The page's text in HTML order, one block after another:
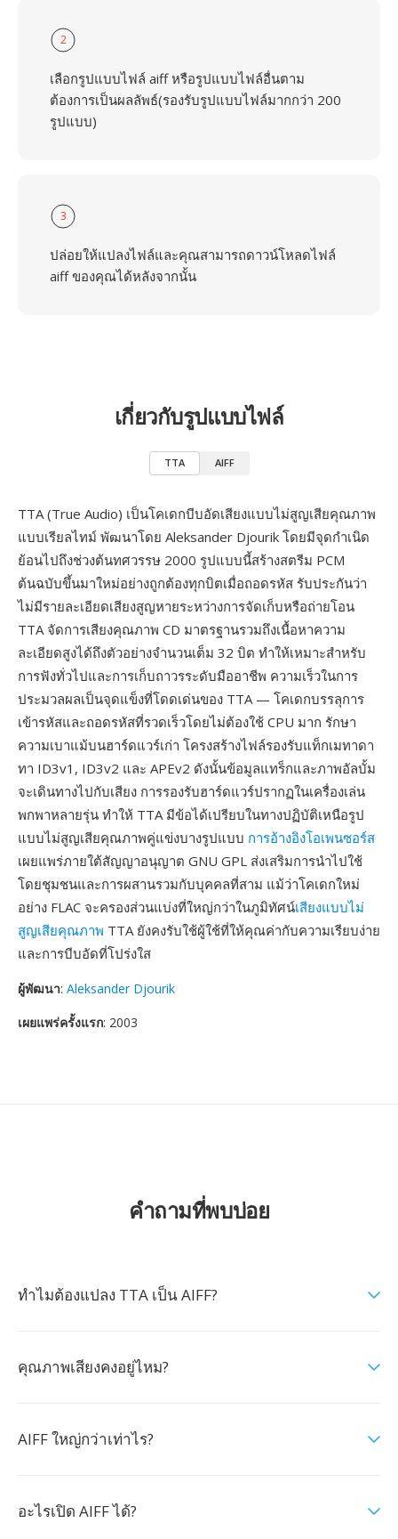
2
เลือกรูปแบบไฟล์ aiff หรือรูปแบบไฟล์อื่นตาม
ต้องการเป็นผลลัพธ์(รองรับรูปแบบไฟล์มากกว่า 200
รูปแบบ)
3
ปล่อยให้แปลงไฟล์และคุณสามารถดาวน์โหลดไฟล์
aiff ของคุณได้หลังจากนั้น
เกี่ยวกับรูปแบบไฟล์
TTA AIFF
TTA (True Audio) เป็นโคเดกบีบอัดเสียงแบบไม่สูญเสียคุณภาพ
แบบเรียลไทม์ พัฒนาโดย Aleksander Djourik โดยมีจุดกำเนิด
ย้อนไปถึงช่วงต้นทศวรรษ 2000 รูปแบบนี้สร้างสตรีม PCM
ต้นฉบับขึ้นมาใหม่อย่างถูกต้องทุกบิตเมื่อถอดรหัส รับประกันว่า
ไม่มีรายละเอียดเสียงสูญหายระหว่างการจัดเก็บหรือถ่ายโอน
TTA จัดการเสียงคุณภาพ CD มาตรฐานรวมถึงเนื้อหาความ
ละเอียดสูงได้ถึงตัวอย่างจำนวนเต็ม 32 บิต ทำให้เหมาะสำหรับ
การฟังทั่วไปและการเก็บถาวรระดับมืออาชีพ ความเร็วในการ
ประมวลผลเป็นจุดแข็งที่โดดเด่นของ TTA — โคเดกบรรลุการ
เข้ารหัสและถอดรหัสที่รวดเร็วโดยไม่ต้องใช้ CPU มาก รักษา
ความเบาแม้บนฮาร์ดแวร์เก่า โครงสร้างไฟล์รองรับแท็กเมทาดา
ทา ID3v1, ID3v2 และ APEv2 ดังนั้นข้อมูลแทร็กและภาพอัลบั้ม
จะเดินทางไปกับเสียง การรองรับฮาร์ดแวร์ปรากฏในเครื่องเล่น
พกพาหลายรุ่น ทำให้ TTA มีข้อได้เปรียบในทางปฏิบัติเหนือรูป
แบบไม่สูญเสียคุณภาพคู่แข่งบางรูปแบบ การอ้างอิงโอเพนซอร์ส
เผยแพร่ภายใต้สัญญาอนุญาต GNU GPL ส่งเสริมการนำไปใช้
โดยชุมชนและการผสานรวมกับบุคคลที่สาม แม้ว่าโคเดกใหม่
อย่าง FLAC จะครองส่วนแบ่งที่ใหญ่กว่าในภูมิทัศน์เสียงแบบไม่
สูญเสียคุณภาพ TTA ยังคงรับใช้ผู้ใช้ที่ให้คุณค่ากับความเรียบง่าย
และการบีบอัดที่โปร่งใส
ผู้พัฒนา: Aleksander Djourik
เผยแพร่ครั้งแรก: 2003
คำถามที่พบบ่อย
ทำไมต้องแปลง TTA เป็น AIFF?
คุณภาพเสียงคงอยู่ไหม?
AIFF ใหญ่กว่าเท่าไร?
อะไรเปิด AIFF ได้?